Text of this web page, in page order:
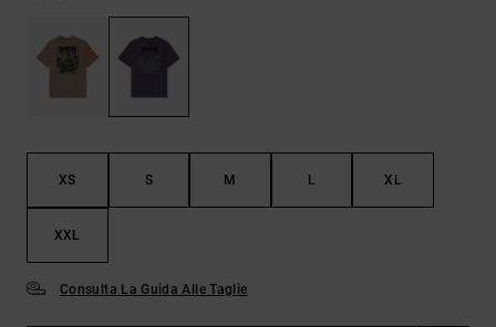
XS S M L XL
XXL
Consulta La Guida Alle Taglie